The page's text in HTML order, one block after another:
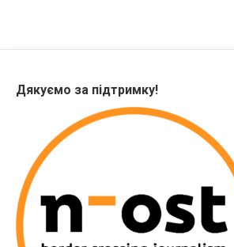
Дякуємо за підтримку!